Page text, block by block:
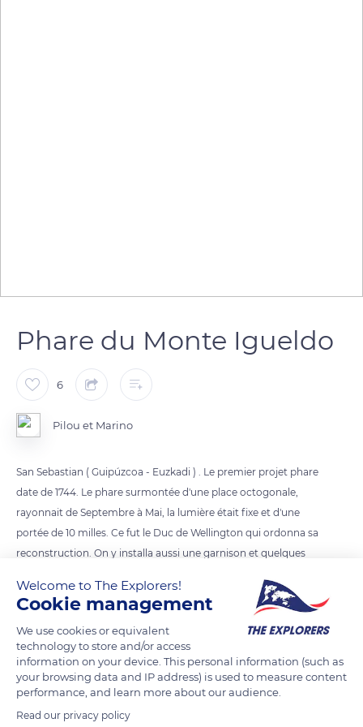
Phare du Monte Igueldo
6
Pilou et Marino
San Sebastian ( Guipúzcoa - Euzkadi ) . Le premier projet phare
date de 1744. Le phare surmontée d'une place octogonale,
rayonnait de Septembre à Mai, la lumière était fixe et d'une
portée de 10 milles. Ce fut le Duc de Wellington qui ordonna sa
reconstruction. On y installa aussi une garnison et quelques
nouveau détruit. Le vieux phare est désormais un belvédère
surplombant la ville, et le nouveau phare, construit sur les
pentes de la montagne en 1855, est situé à 134 mètres
d'altitude. il fut électrifié en 1929.
Welcome to The Explorers!
Cookie management
We use cookies or equivalent
technology to store and/or access
information on your device. This personal information (such as
your browsing data and IP address) is used to measure content
performance, and learn more about our audience.
Read our privacy policy